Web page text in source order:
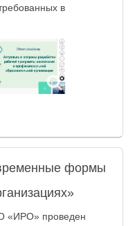
в
формы
«ИРО» проведен